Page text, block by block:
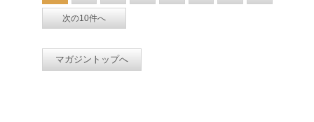
次の10件へ
マガジントップへ